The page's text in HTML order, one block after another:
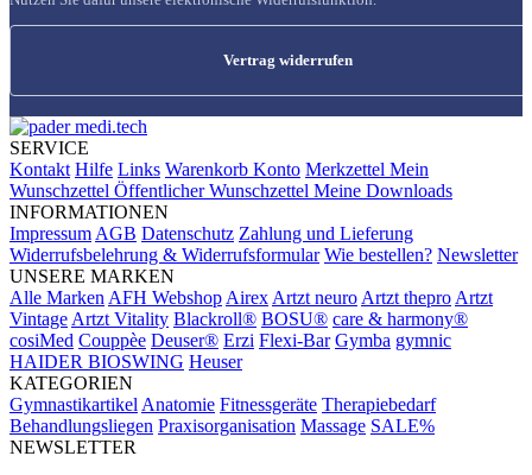
Vertrag widerrufen
SERVICE
Kontakt Hilfe Links Warenkorb Konto Merkzettel Mein
Wunschzettel Öffentlicher Wunschzettel Meine Downloads
INFORMATIONEN
Impressum AGB Datenschutz Zahlung und Lieferung
Widerrufsbelehrung & Widerrufsformular Wie bestellen? Newsletter
UNSERE MARKEN
Alle Marken AFH Webshop Airex Artzt neuro Artzt thepro Artzt
Vintage Artzt Vitality Blackroll® BOSU® care & harmony®
cosiMed Couppèe Deuser® Erzi Flexi-Bar Gymba gymnic
HAIDER BIOSWING Heuser
KATEGORIEN
Gymnastikartikel Anatomie Fitnessgeräte Therapiebedarf
Behandlungsliegen Praxisorganisation Massage SALE%
NEWSLETTER